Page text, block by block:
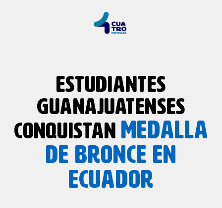
ESTUDIANTES
GUANAJUATENSES
CONQUISTAN MEDALLA
DE BRONCE EN
ECUADOR